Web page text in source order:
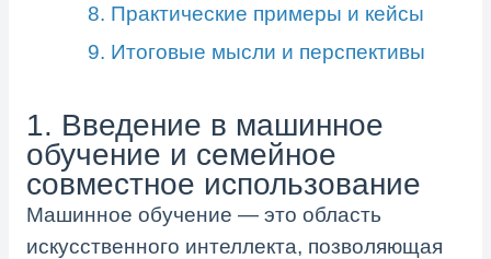
8. Практические примеры и кейсы
9. Итоговые мысли и перспективы
1. Введение в машинное
обучение и семейное
совместное использование
Машинное обучение — это область
искусственного интеллекта, позволяющая